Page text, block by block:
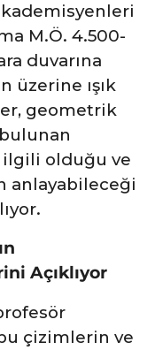
M.Ö. 4.500-
duvarına
üzerine ışık
geometrik
olduğu ve
anlayabileceği
Açıklıyor
çizimlerin ve